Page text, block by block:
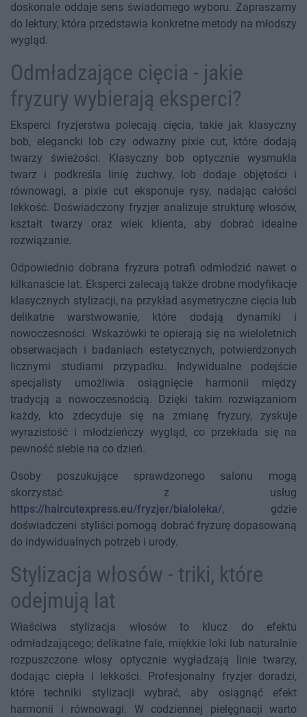
doskonale oddaje sens świadomego wyboru. Zapraszamy
do lektury, która przedstawia konkretne metody na młodszy
wygląd.
Odmładzające cięcia - jakie
fryzury wybierają eksperci?
Eksperci fryzjerstwa polecają cięcia, takie jak klasyczny
bob, elegancki lob czy odważny pixie cut, które dodają
twarzy świeżości. Klasyczny bob optycznie wysmukla
twarz i podkreśla linię żuchwy, lob dodaje objętości i
równowagi, a pixie cut eksponuje rysy, nadając całości
lekkość. Doświadczony fryzjer analizuje strukturę włosów,
kształt twarzy oraz wiek klienta, aby dobrać idealne
rozwiązanie.
Odpowiednio dobrana fryzura potrafi odmłodzić nawet o
kilkanaście lat. Eksperci zalecają także drobne modyfikacje
klasycznych stylizacji, na przykład asymetryczne cięcia lub
delikatne warstwowanie, które dodają dynamiki i
nowoczesności. Wskazówki te opierają się na wieloletnich
obserwacjach i badaniach estetycznych, potwierdzonych
licznymi studiami przypadku. Indywidualne podejście
specjalisty umożliwia osiągnięcie harmonii między
tradycją a nowoczesnością. Dzięki takim rozwiązaniom
każdy, kto zdecyduje się na zmianę fryzury, zyskuje
wyrazistość i młodzieńczy wygląd, co przekłada się na
pewność siebie na co dzień.
Osoby poszukujące sprawdzonego salonu mogą
skorzystać z usług
https://haircutexpress.eu/fryzjer/bialoleka/, gdzie
doświadczeni styliści pomogą dobrać fryzurę dopasowaną
do indywidualnych potrzeb i urody.
Stylizacja włosów - triki, które
odejmują lat
Właściwa stylizacja włosów to klucz do efektu
odmładzającego; delikatne fale, miękkie loki lub naturalnie
rozpuszczone włosy optycznie wygładzają linie twarzy,
dodając ciepła i lekkości. Profesjonalny fryzjer doradzi,
które techniki stylizacji wybrać, aby osiągnąć efekt
harmonii i równowagi. W codziennej pielęgnacji warto